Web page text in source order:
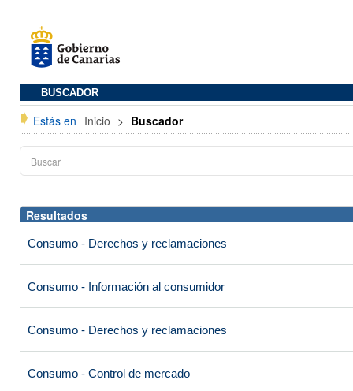
BUSCADOR
Estás en Inicio > Buscador
Resultados
Consumo - Derechos y reclamaciones
Consumo - Información al consumidor
Consumo - Derechos y reclamaciones
Consumo - Control de mercado